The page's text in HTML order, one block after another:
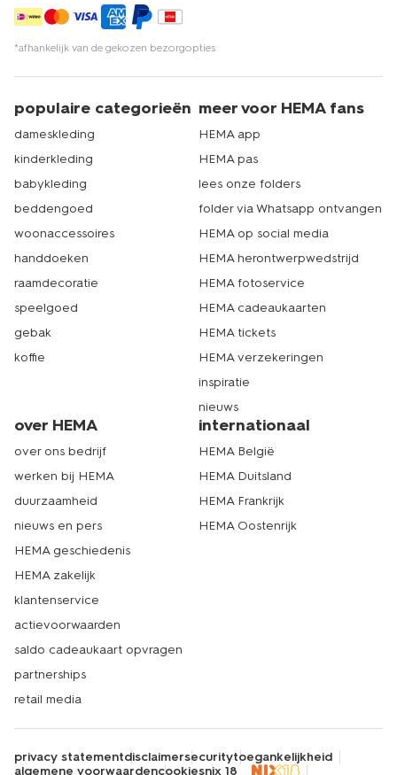
*afhankelijk van de gekozen bezorgopties
populaire categorieën
dameskleding
kinderkleding
babykleding
beddengoed
woonaccessoires
handdoeken
raamdecoratie
speelgoed
gebak
koffie
meer voor HEMA fans
HEMA app
HEMA pas
lees onze folders
folder via Whatsapp ontvangen
HEMA op social media
HEMA herontwerpwedstrijd
HEMA fotoservice
HEMA cadeaukaarten
HEMA tickets
HEMA verzekeringen
inspiratie
nieuws
over HEMA
over ons bedrijf
werken bij HEMA
duurzaamheid
nieuws en pers
HEMA geschiedenis
HEMA zakelijk
klantenservice
actievoorwaarden
saldo cadeaukaart opvragen
partnerships
retail media
internationaal
HEMA België
HEMA Duitsland
HEMA Frankrijk
HEMA Oostenrijk
privacy statementdisclaimersecuritytoegankelijkheid
algemene voorwaardencookiesnix 18